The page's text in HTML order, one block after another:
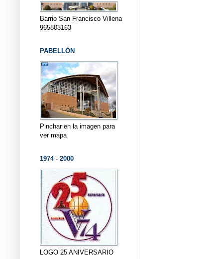
Barrio San Francisco Villena
965803163
PABELLÓN
Pinchar en la imagen para
ver mapa
1974 - 2000
LOGO 25 ANIVERSARIO